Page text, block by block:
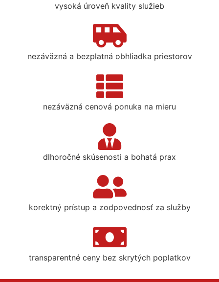
vysoká úroveň kvality služieb
nezáväzná a bezplatná obhliadka priestorov
nezáväzná cenová ponuka na mieru
dlhoročné skúsenosti a bohatá prax
korektný prístup a zodpovednosť za služby
transparentné ceny bez skrytých poplatkov